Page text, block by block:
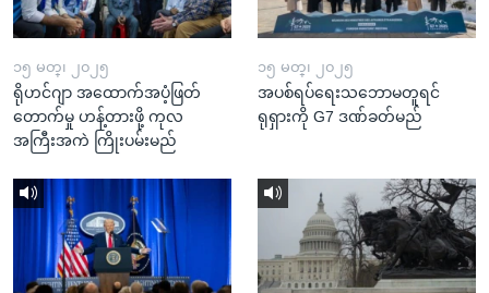
၁၅ မတ္၊ ၂၀၂၅
ရိုဟင်ဂျာ အထောက်အပံ့ဖြတ်
တောက်မှု ဟန့်တားဖို့ ကုလ
အကြီးအကဲ ကြိုးပမ်းမည်
၁၅ မတ္၊ ၂၀၂၅
အပစ်ရပ်ရေးသဘောမတူရင်
ရုရှားကို G7 ဒဏ်ခတ်မည်